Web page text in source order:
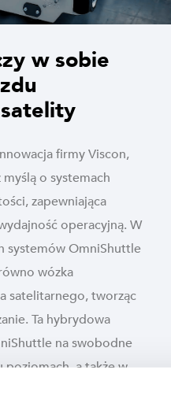
w sobie
firmy Viscon,
o systemach
zapewniająca
operacyjną. W
systemów OmniShuttle
wózka
satelitarnego, tworząc
Ta hybrydowa
na swobodne
poziomach, a także w
płaszczyźnie poziomej,